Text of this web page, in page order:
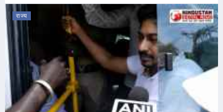
राज्य